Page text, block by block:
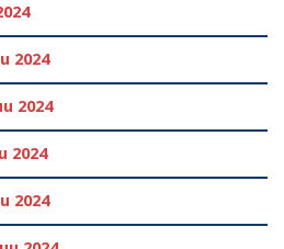
2024
2024
2024
2024